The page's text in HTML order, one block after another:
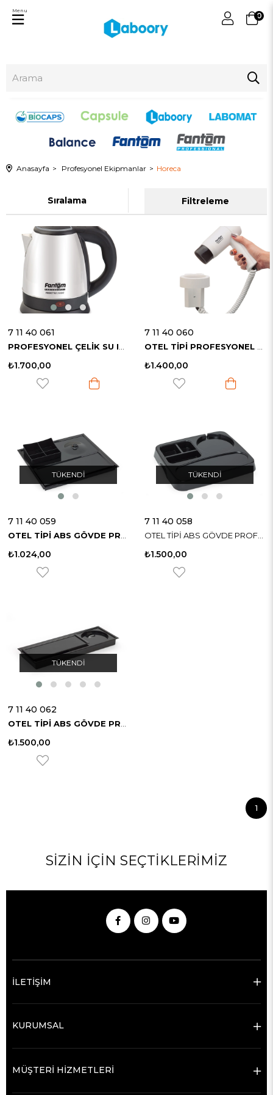
0
Menu
Anasayfa Profesyonel Ekipmanlar Horeca
Filtreleme
Sıralama
7 11 40 061
PROFESYONEL ÇELİK SU ISITICISI
₺1.700,00
7 11 40 060
OTEL TİPİ PROFESYONEL SAÇ KURUTMA MAKİNESİ
₺1.400,00
TÜKENDI
7 11 40 059
₺1.024,00
TÜKENDI
7 11 40 058
₺1.500,00
TÜKENDI
7 11 40 062
₺1.500,00
1
SIZIN İÇIN SEÇTIKLERIMIZ
İLETİŞİM
KURUMSAL
MÜŞTERİ HİZMETLERİ